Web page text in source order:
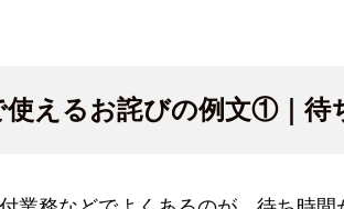
使えるお詫びの例文①｜待